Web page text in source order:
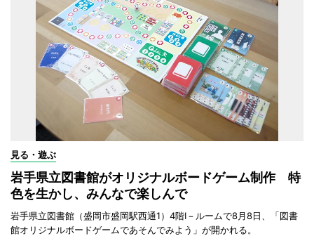
見る・遊ぶ
岩手県立図書館がオリジナルボードゲーム制作 特
色を生かし、みんなで楽しんで
岩手県立図書館（盛岡市盛岡駅西通1）4階I－ルームで8月8日、「図書
館オリジナルボードゲームであそんでみよう」が開かれる。